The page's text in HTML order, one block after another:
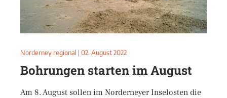
Norderney regional | 02. August 2022
Bohrungen starten im August
Am 8. August sollen im Norderneyer Inselosten die